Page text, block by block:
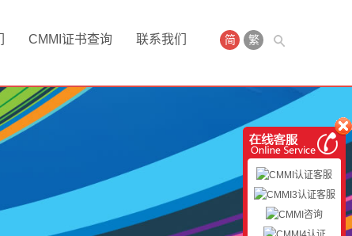
简 繁
CMMI证书查询 联系我们